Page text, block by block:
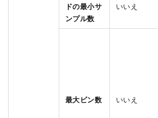
ドの最小サ
ンプル数
いいえ
最大ビン数 いいえ